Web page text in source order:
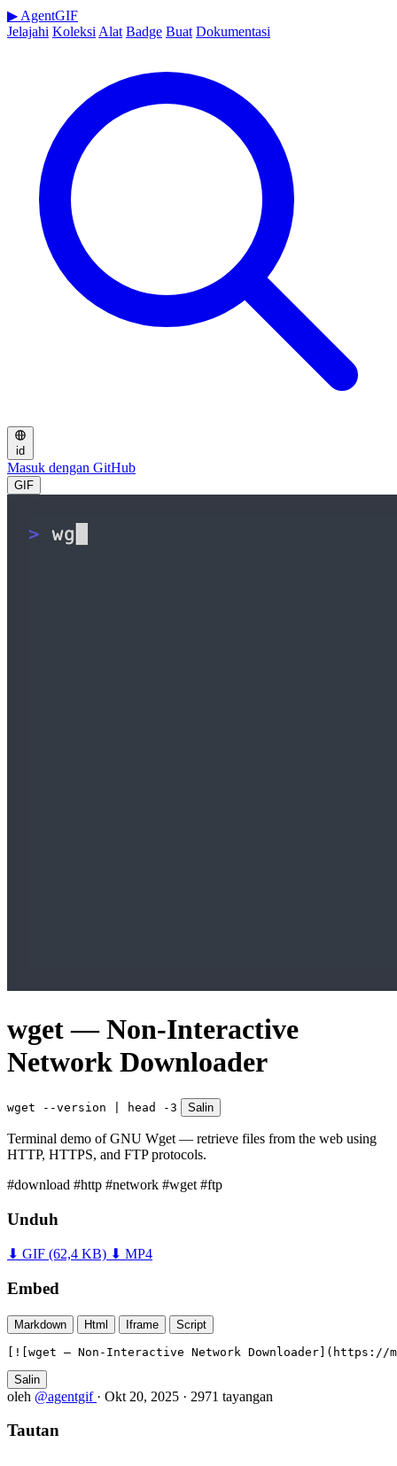
▶ AgentGIF
Jelajahi Koleksi Alat Badge Buat Dokumentasi
id
Masuk dengan GitHub
GIF
wget — Non-Interactive
Network Downloader
wget --version | head -3 Salin
Terminal demo of GNU Wget — retrieve files from the web using
HTTP, HTTPS, and FTP protocols.
#download #http #network #wget #ftp
Unduh
⬇ GIF (62,4 KB) ⬇ MP4
Embed
Markdown Html Iframe Script
[![wget — Non-Interactive Network
Salin
oleh @agentgif · Okt 20, 2025 · 2971 tayangan
Tautan